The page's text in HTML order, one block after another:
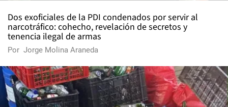
Dos exoficiales de la PDI condenados por servir al
narcotráfico: cohecho, revelación de secretos y
tenencia ilegal de armas
Por Jorge Molina Araneda